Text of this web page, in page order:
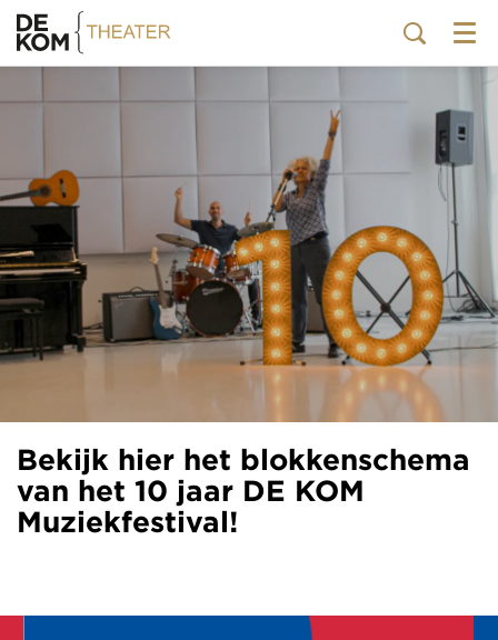
Menu
Bekijk hier het blokkenschema
van het 10 jaar DE KOM
Muziekfestival!